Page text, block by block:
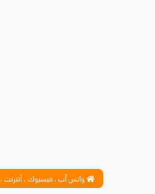
واتس آب ، فيسبوك ،